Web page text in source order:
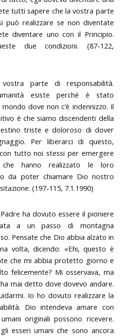
tutti sapere che la vostra parte
può realizzare se non diventate
diventare uno con il Principio.
due condizioni. (87-122,
parte di responsabilità.
esiste perché è stato
dove non c’è indennizzo. Il
è che siamo discendenti della
triste e doloroso di dover
Per liberarci di questo,
tutto noi stessi per emergere
hanno realizzato le loro
da poter chiamare Dio nostro
(197-115, 7.1.1990)
ha dovuto essere il pioniere
a un passo di montagna
Pensate che Dio abbia alzato in
volta, dicendo: «Ehi, questo è
che mi abbia protetto giorno e
felicemente? Mi osservava, ma
mai detto dove dovevo andare.
Io ho dovuto realizzare la
Dio intendeva amare con
originali possono ricevere.
esseri umani che sono ancora